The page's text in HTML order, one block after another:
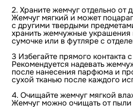
2. Храните жемчуг отдельно от
Жемчуг мягкий и может
с другими твердыми
хранить жемчужные украшения
сумочке или в футляре с
3 Избегайте прямого контакта
Рекомендуется надевать
после нанесения парфюма и
сухой тканью после каждого
4. Очищайте жемчуг мягкой
Жемчуг можно очищать от